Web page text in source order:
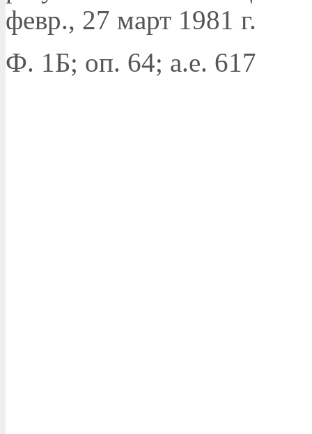
февр., 27 март 1981 г.
Ф. 1Б; оп. 64; а.е. 617